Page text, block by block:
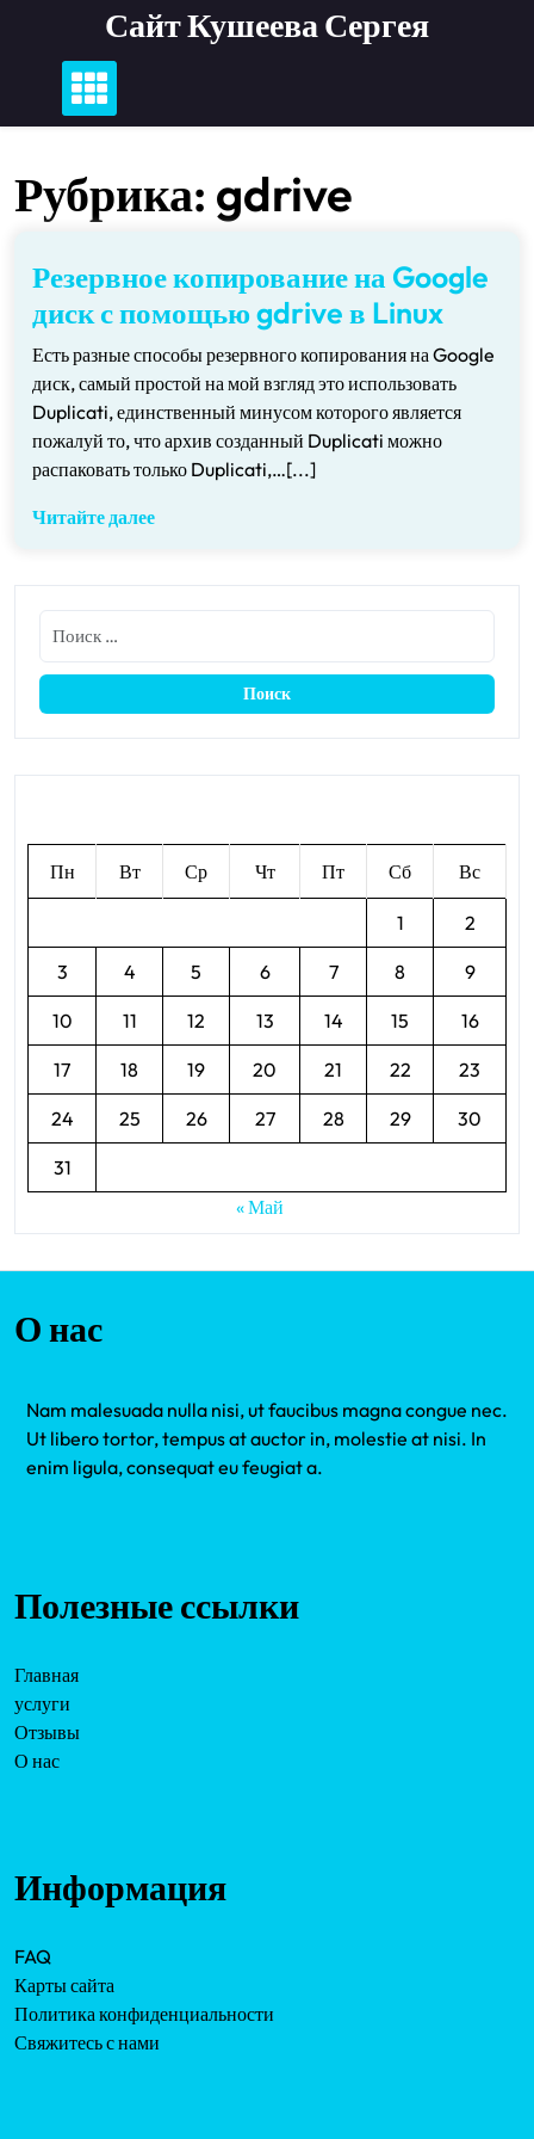
содержимому
Сайт Кушеева Сергея
Рубрика: gdrive
Резервное копирование на Google
диск с помощью gdrive в Linux
Есть разные способы резервного копирования на Google
диск, самый простой на мой взгляд это использовать
Duplicati, единственный минусом которого является
пожалуй то, что архив созданный Duplicati можно
распаковать только Duplicati,…[...]
Читайте далее
Пн Вт Ср Чт Пт Сб Вс
1 2
3 4 5 6 7 8 9
10 11 12 13 14 15 16
17 18 19 20 21 22 23
24 25 26 27 28 29 30
31
« Май
О нас
Nam malesuada nulla nisi, ut faucibus magna congue nec.
Ut libero tortor, tempus at auctor in, molestie at nisi. In
enim ligula, consequat eu feugiat a.
Полезные ссылки
Главная
услуги
Отзывы
О нас
Информация
FAQ
Карты сайта
Политика конфиденциальности
Свяжитесь с нами